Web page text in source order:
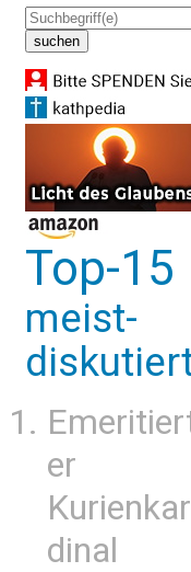
Top-15
meist-
er
Kurienkar
dinal